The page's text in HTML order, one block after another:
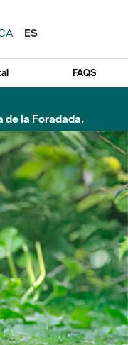
ES
FAQS
de la Foradada.